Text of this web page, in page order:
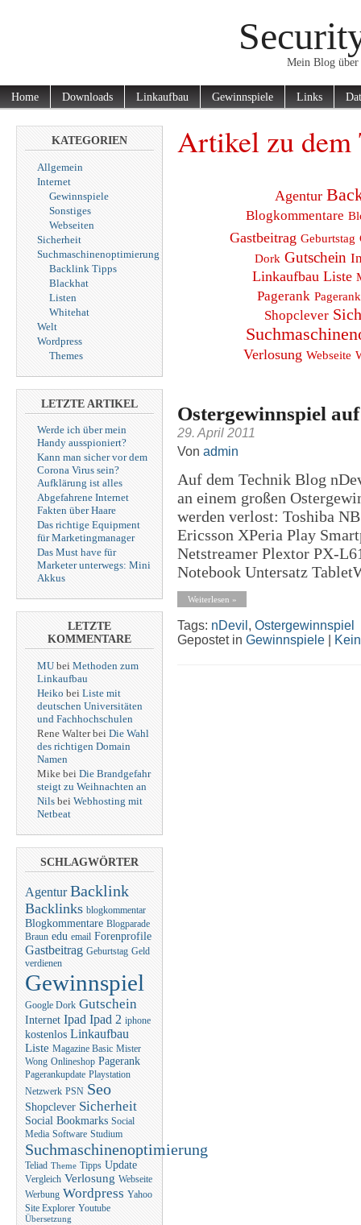
Mein Blog
Home Downloads Linkaufbau Gewinnspiele Links
KATEGORIEN
Allgemein
Internet
Gewinnspiele
Sonstiges
Webseiten
Sicherheit
Suchmaschinenoptimierung
Backlink Tipps
Blackhat
Listen
Whitehat
Welt
Wordpress
Themes
LETZTE ARTIKEL
Werde ich über mein
Handy ausspioniert?
Kann man sicher vor dem
Corona Virus sein?
Aufklärung ist alles
Abgefahrene Internet
Fakten über Haare
Das richtige Equipment
für Marketingmanager
Das Must have für
Marketer unterwegs: Mini
Akkus
LETZTE
KOMMENTARE
MU bei Methoden zum
Linkaufbau
Heiko bei Liste mit
deutschen Universitäten
und Fachhochschulen
Rene Walter bei Die Wahl
des richtigen Domain
Namen
Mike bei Die Brandgefahr
steigt zu Weihnachten an
Nils bei Webhosting mit
Netbeat
SCHLAGWÖRTER
Agentur Backlink
Backlinks blogkommentar
Blogkommentare Blogparade
Braun edu email Forenprofile
Gastbeitrag Geburtstag Geld
verdienen
Gewinnspiel
Google Dork Gutschein
Internet Ipad Ipad 2 iphone
kostenlos Linkaufbau
Liste Magazine Basic Mister
Wong Onlineshop Pagerank
Pagerankupdate Playstation
Netzwerk PSN Seo
Shopclever Sicherheit
Social Bookmarks Social
Media Software Studium
Suchmaschinenoptimierung
Teliad Theme Tipps Update
Vergleich Verlosung Webseite
Werbung Wordpress Yahoo
Site Explorer Youtube
Übersetzung
Artikel zu dem
Agentur
Blogkommentare
Gastbeitrag Geburtstag
Dork Gutschein
Linkaufbau Liste
Pagerank
Shopclever
Verlosung Webseite
Ostergewinnspiel
29. April 2011
Von admin
Auf dem Technik Blog
an einem großen
werden verlost: Toshiba
Ericsson XPeria Play
Netstreamer Plextor PX-
Notebook Untersatz
Weiterlesen »
Tags: nDevil , Ostergewinnspiel
Gepostet in Gewinnspiele